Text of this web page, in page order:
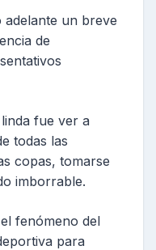
adelante un breve
de
fue ver a
todas las
copas, tomarse
imborrable.
fenómeno del
para